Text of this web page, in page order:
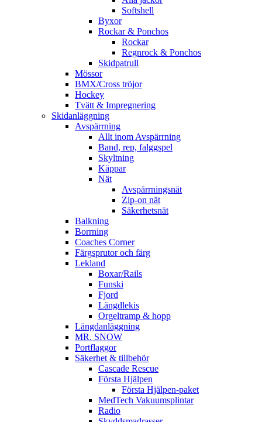
Softshell
Byxor
Rockar & Ponchos
Rockar
Regnrock & Ponchos
Skidpatrull
Mössor
BMX/Cross tröjor
Hockey
Tvätt & Impregnering
Skidanläggning
Avspärrning
Allt inom Avspärrning
Band, rep, falggspel
Skyltning
Käppar
Nät
Avspärrningsnät
Zip-on nät
Säkerhetsnät
Balkning
Borrning
Coaches Corner
Färgsprutor och färg
Lekland
Boxar/Rails
Funski
Fjord
Längdlekis
Orgeltramp & hopp
Längdanläggning
MR. SNOW
Portflaggor
Säkerhet & tillbehör
Cascade Rescue
Första Hjälpen
Första Hjälpen-paket
MedTech Vakuumsplintar
Radio